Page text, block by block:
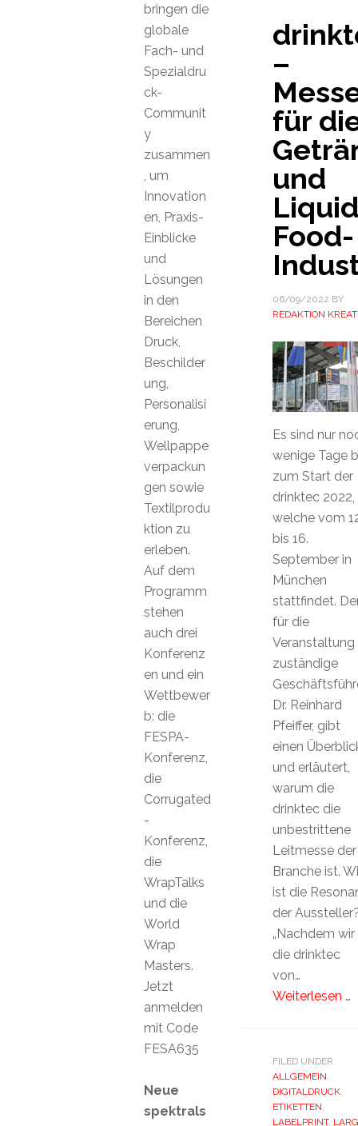
–
für
und
Food-
06/09/2022 BY
REDAKTION
Es sind nur
wenige Tage
zum Start der
drinktec 2022,
welche vom
bis 16.
September in
München
stattfindet.
für die
Veranstaltung
zuständige
Dr. Reinhard
Pfeiffer, gibt
einen
und erläutert,
warum die
drinktec die
unbestrittene
Leitmesse der
Branche ist.
ist die
der
„Nachdem wir
die drinktec
von…
Weiterlesen …
FILED UNDER:
ALLGEMEIN
DIGITALDRUCK,
ETIKETTEN
LABELPRINT,
bringen die
globale
Fach- und
Spezialdru
ck-
Communit
y
zusammen
, um
Innovation
en, Praxis-
Einblicke
und
Lösungen
in den
Bereichen
Druck,
Beschilder
ung,
Personalisi
erung,
Wellpappe
verpackun
gen sowie
Textilprodu
ktion zu
erleben.
Auf dem
Programm
stehen
auch drei
Konferenz
en und ein
Wettbewer
b: die
FESPA-
Konferenz,
die
Corrugated
-
Konferenz,
die
WrapTalks
und die
World
Wrap
Masters.
Jetzt
anmelden
mit Code
FESA635
Neue
spektrals